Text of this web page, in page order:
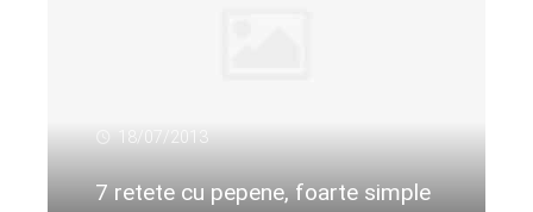
18/07/2013
7 retete cu pepene, foarte simple